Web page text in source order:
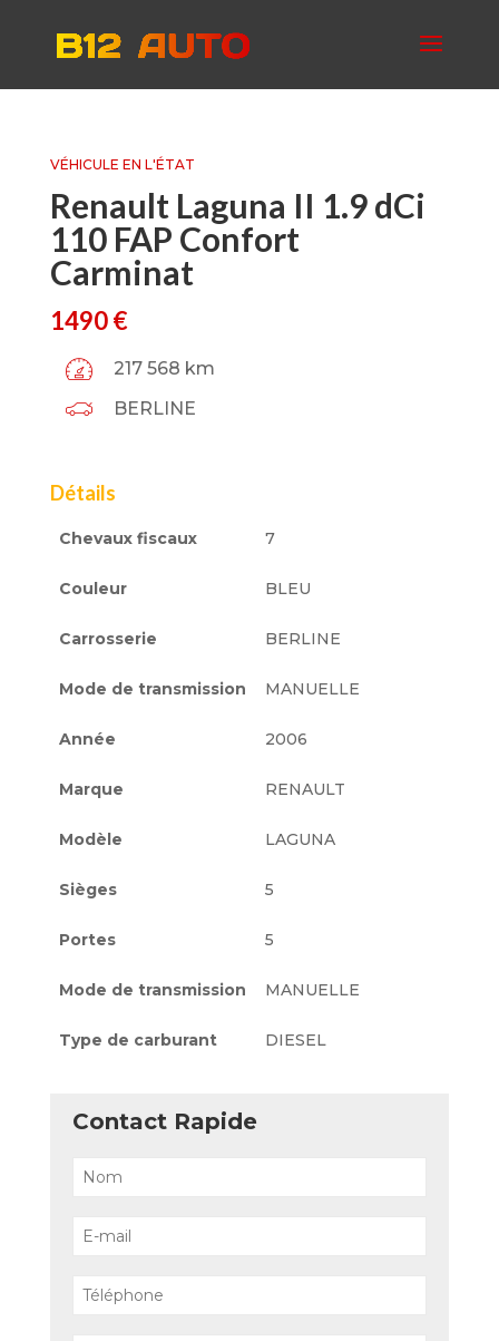
VÉHICULE EN L'ÉTAT
Renault Laguna II 1.9 dCi
110 FAP Confort
Carminat
1490€
217 568 km
BERLINE
Détails
Chevaux fiscaux 7
Couleur BLEU
Carrosserie BERLINE
Mode de transmission MANUELLE
Année 2006
Marque RENAULT
Modèle LAGUNA
Sièges 5
Portes 5
Mode de transmission MANUELLE
Type de carburant DIESEL
Contact Rapide